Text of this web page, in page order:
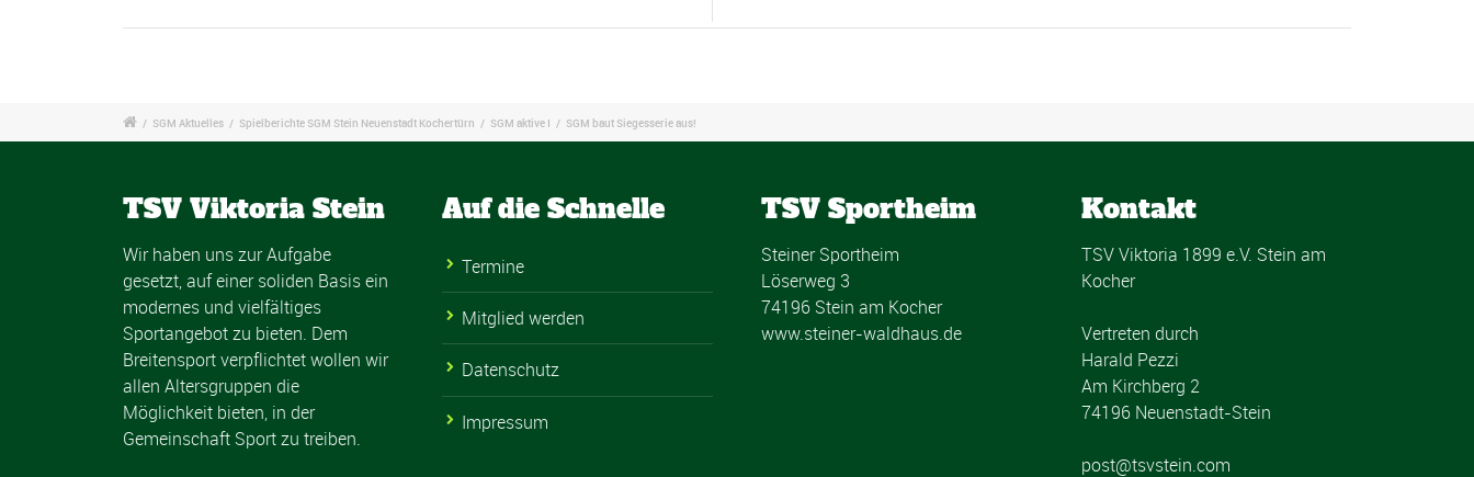
/ SGM Aktuelles / Spielberichte SGM Stein Neuenstadt Kochertürn / SGM aktive I / SGM baut Siegesserie aus!
TSV Viktoria Stein
Wir haben uns zur Aufgabe
gesetzt, auf einer soliden Basis ein
modernes und vielfältiges
Sportangebot zu bieten. Dem
Breitensport verpflichtet wollen wir
allen Altersgruppen die
Möglichkeit bieten, in der
Gemeinschaft Sport zu treiben.
Auf die Schnelle
Termine
Mitglied werden
Datenschutz
Impressum
TSV Sportheim
Steiner Sportheim
Löserweg 3
74196 Stein am Kocher
www.steiner-waldhaus.de
Kontakt
TSV Viktoria 1899 e.V. Stein am
Kocher
Vertreten durch
Harald Pezzi
Am Kirchberg 2
74196 Neuenstadt-Stein
post@tsvstein.com